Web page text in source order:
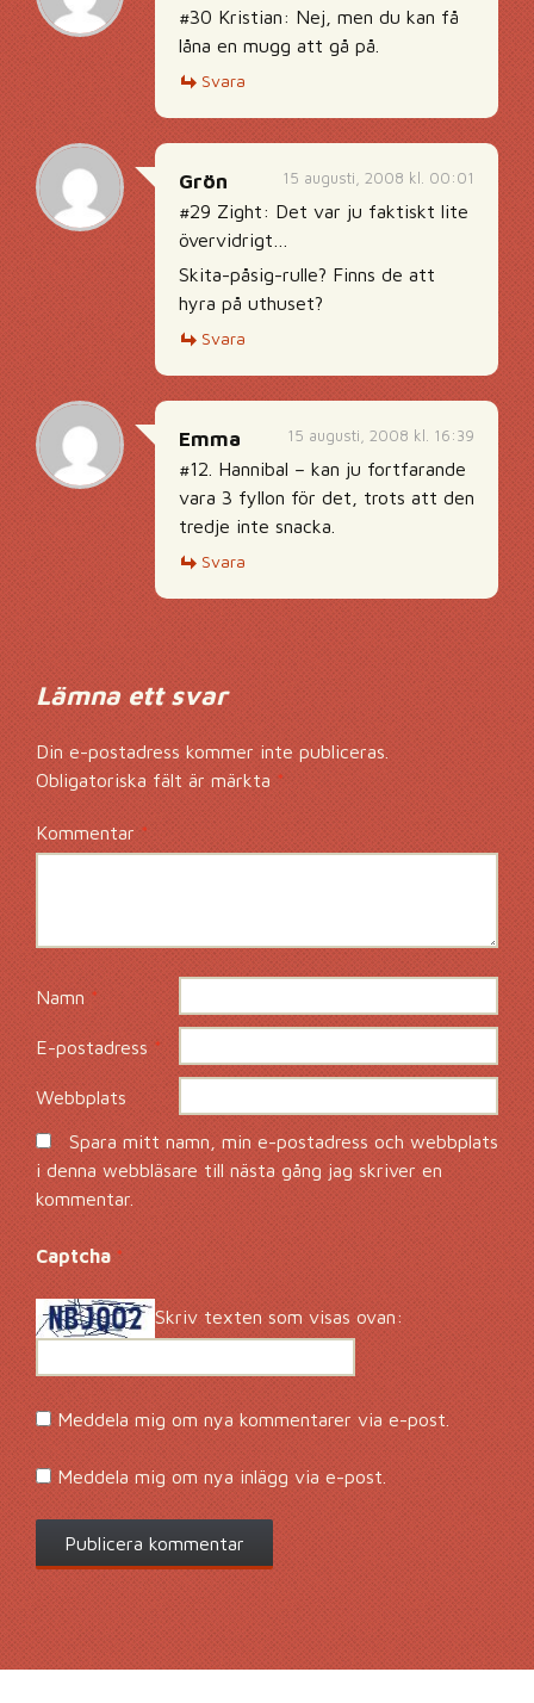
#30 Kristian: Nej, men du kan få
låna en mugg att gå på.
Svara
15 augusti, 2008 kl. 00:01
Grön
#29 Zight: Det var ju faktiskt lite
övervidrigt…
Skita-påsig-rulle? Finns de att
hyra på uthuset?
Svara
15 augusti, 2008 kl. 16:39
Emma
#12. Hannibal – kan ju fortfarande
vara 3 fyllon för det, trots att den
tredje inte snacka.
Svara
Lämna ett svar
Din e-postadress kommer inte publiceras.
Obligatoriska fält är märkta*
Kommentar*
Namn *
E-postadress*
Webbplats
Spara mitt namn, min e-postadress och webbplats
i denna webbläsare till nästa gång jag skriver en
kommentar.
Captcha*
Skriv texten som visas ovan:
Meddela mig om nya kommentarer via e-post.
Meddela mig om nya inlägg via e-post.